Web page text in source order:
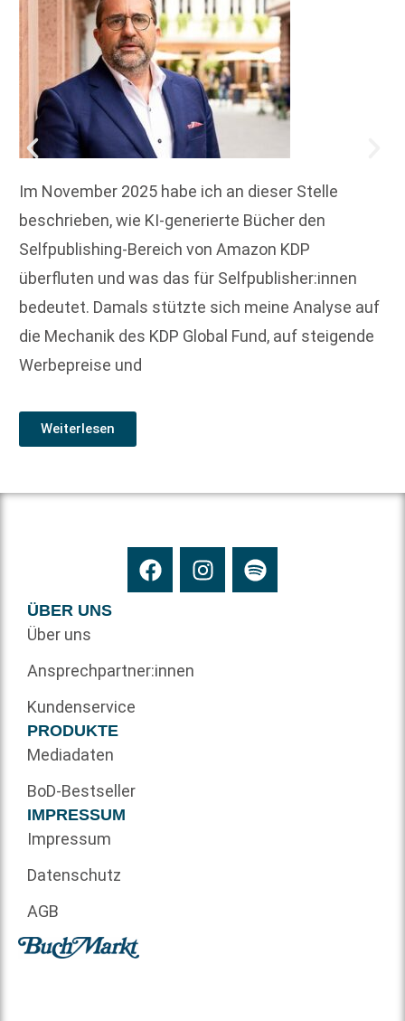
Im November 2025 habe ich an dieser Stelle
beschrieben, wie KI-generierte Bücher den
Selfpublishing-Bereich von Amazon KDP
überfluten und was das für Selfpublisher:innen
bedeutet. Damals stützte sich meine Analyse auf
die Mechanik des KDP Global Fund, auf steigende
Werbepreise und
Weiterlesen
ÜBER UNS
Über uns
Ansprechpartner:innen
Kundenservice
PRODUKTE
Mediadaten
BoD-Bestseller
IMPRESSUM
Impressum
Datenschutz
AGB